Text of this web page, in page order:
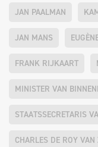
JAN PAALMAN
JAN MANS
FRANK RIJKAART
MINISTER VAN
STAATSSECRETARIS
CHARLES DE ROY